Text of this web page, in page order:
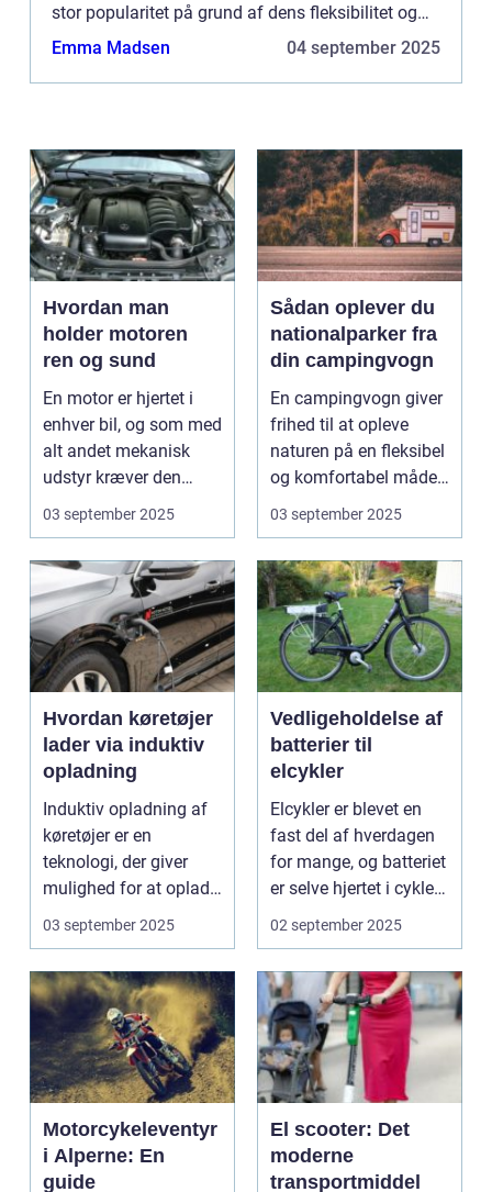
stor popularitet på grund af dens fleksibilitet og
bekvemmelighed. Denne arti...
Emma Madsen 04 september 2025
Hvordan man
holder motoren
ren og sund
En motor er hjertet i
enhver bil, og som med
alt andet mekanisk
udstyr kræver den
omsorg for a...
03 september 2025
Sådan oplever du
nationalparker fra
din campingvogn
En campingvogn giver
frihed til at opleve
naturen på en fleksibel
og komfortabel måde.
03 september 2025
Hvordan køretøjer
lader via induktiv
opladning
Induktiv opladning af
køretøjer er en
teknologi, der giver
mulighed for at oplade
03 september 2025
Vedligeholdelse af
batterier til
elcykler
Elcykler er blevet en
fast del af hverdagen
for mange, og batteriet
er selve hjertet i cyklen.
02 september 2025
Motorcykeleventyr
i Alperne: En
guide
El scooter: Det
moderne
transportmiddel